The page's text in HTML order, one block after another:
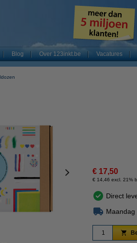
Blog Over 123inkt.be Vacatures
€ 17,50
€ 14,46 excl. 21%
Direct
Maandag